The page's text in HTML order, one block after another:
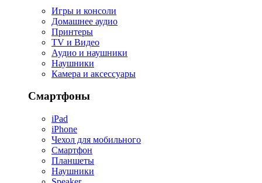
Игры и консоли
Домашнее аудио
Принтеры
TV и Видео
Аудио и наушники
Наушники
Камера и аксессуары
Смартфоны
iPad
iPhone
Чехол для мобильного
Смартфон
Планшеты
Наушники